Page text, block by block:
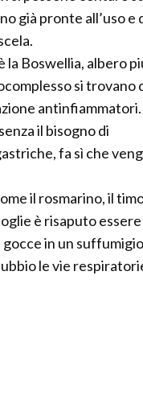
già pronte all’uso e
la Boswellia, albero
si trovano
antinfiammatori.
il bisogno di
fa sì che
il rosmarino, il
è risaputo
in un
le vie